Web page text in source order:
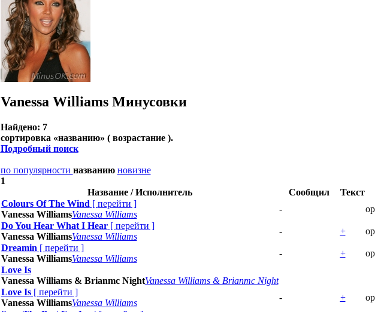
Vanessa Williams Минусовки
Найдено: 7
сортировка «названию» ( возрастание ).
Подробный поиск
по популярности названию новизне
1
Название / Исполнитель
Сообщил Текст
Colours Of The Wind [ перейти ]
Vanessa WilliamsVanessa Williams
-
Do You Hear What I Hear[ перейти ]
Vanessa WilliamsVanessa Williams
- +
Dreamin [ перейти ]
Vanessa WilliamsVanessa Williams
- +
Love Is
Vanessa Williams & Brianmc NightVanessa Williams & Brianmc Night
Love Is[ перейти ]
Vanessa WilliamsVanessa Williams
- +